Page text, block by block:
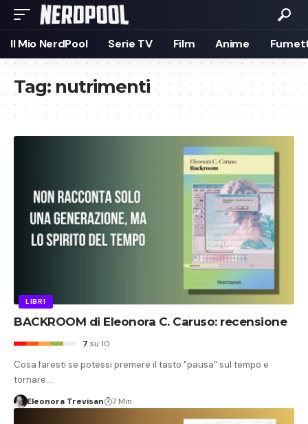
Il Mio NerdPool Serie TV Film Anime
Tag: nutrimenti
LIBRI
BACKROOM di Eleonora C. Caruso: recensione
7 su 10
Cosa faresti se potessi premere il tasto "pausa" sul tempo e
tornare…
Eleonora Trevisan 7 Min